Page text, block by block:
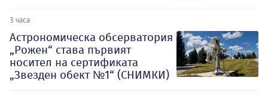
3 часа
Астрономическа обсерватория
„Рожен“ става първият
носител на сертификата
„Звезден обект №1“ (СНИМКИ)